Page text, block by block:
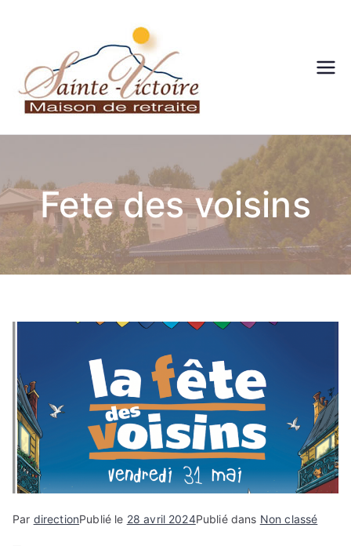
Maison
de
retraite
– Sainte
victoire
Provenc
e
Fete des voisins
Par directionPublié le 28 avril 2024Publié dans Non classé